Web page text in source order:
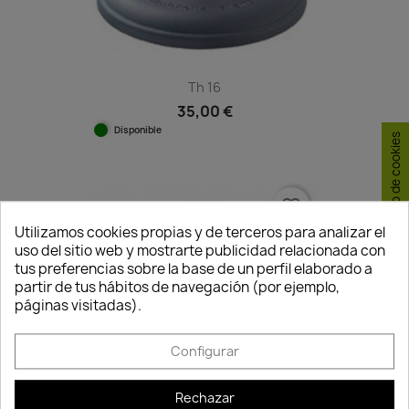
Th 16
35,00 €
Disponible
favorite_border
Utilizamos cookies propias y de terceros para analizar el
uso del sitio web y mostrarte publicidad relacionada con
tus preferencias sobre la base de un perfil elaborado a
partir de tus hábitos de navegación (por ejemplo,
páginas visitadas).
Configurar
Rechazar
Consentimiento de cookies